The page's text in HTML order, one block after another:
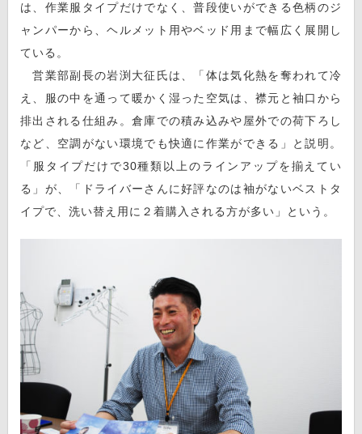
は、作業服タイプだけでなく、普段使いができる色柄のジ
ャンパーから、ヘルメット用やベッド用まで幅広く展開し
ている。
営業部副長の岩渕大征氏は、「体は気化熱を奪われて冷
え、服の中を通って暖かく湿った空気は、襟元と袖口から
排出される仕組み。倉庫での積み込みや屋外での荷下ろし
など、空調がない環境でも快適に作業ができる」と説明。
「服タイプだけで30種類以上のラインアップを揃えてい
る」が、「ドライバーさんに好評なのは袖がないベストタ
イプで、洗い替え用に２着購入される方が多い」という。